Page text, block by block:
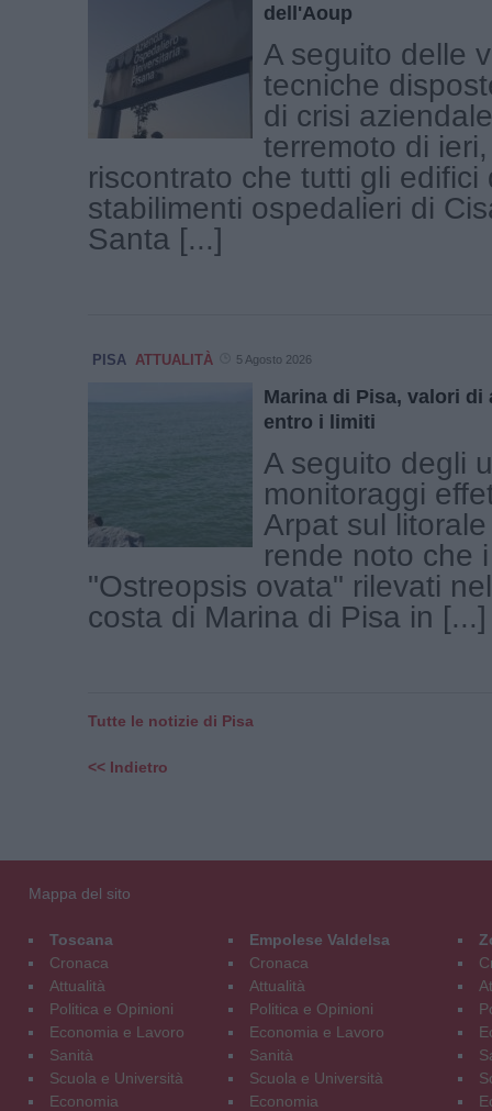
dell'Aoup
A seguito delle
tecniche
di crisi
terremoto di
riscontrato che tutti gli edifici
stabilimenti ospedalieri di
Santa [...]
PISA ATTUALITÀ 5 Agosto 2026
Marina di Pisa, valori di
entro i limiti
A seguito degli
monitoraggi
Arpat sul
rende noto che
"Ostreopsis ovata" rilevati
costa di Marina di Pisa in [...]
Tutte le notizie di Pisa
<< Indietro
Mappa del sito
Toscana
Cronaca
Attualità
Politica e Opinioni
Economia e Lavoro
Sanità
Scuola e Università
Economia
Empolese Valdelsa
Cronaca
Attualità
Politica e Opinioni
Economia e Lavoro
Sanità
Scuola e Università
Economia